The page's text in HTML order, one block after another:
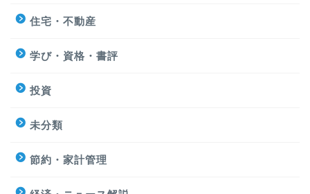
住宅・不動産
学び・資格・書評
投資
未分類
節約・家計管理